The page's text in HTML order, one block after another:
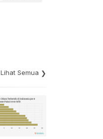
Lihat Semua